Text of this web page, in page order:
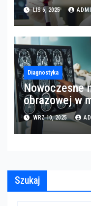
LIS 6, 2025
Diagnostyka
Nowoczesne
obrazowej w
WRZ 10, 2025
Szukaj